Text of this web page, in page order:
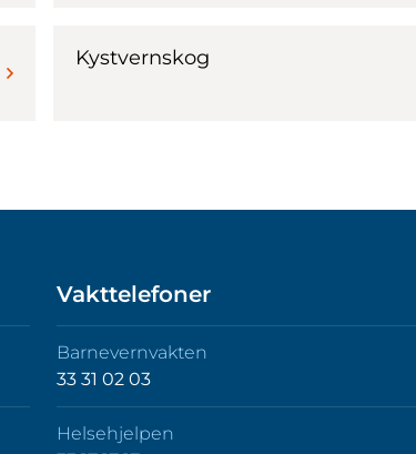
Kystvernskog
Vakttelefoner
Barnevernvakten
33 31 02 03
Helsehjelpen